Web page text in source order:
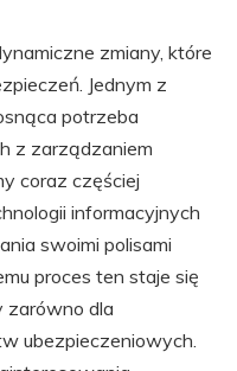
zmiany, które
Jednym z
potrzeba
z zarządzaniem
coraz częściej
informacyjnych
swoimi polisami
proces ten staje się
zarówno dla
ubezpieczeniowych.